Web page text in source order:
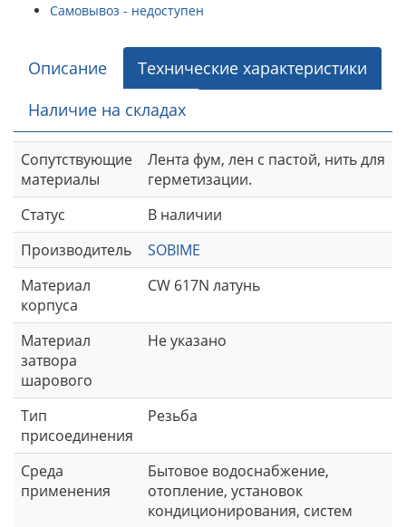
Самовывоз - недоступен
Описание
Технические характеристики
Наличие на складах
Сопутствующие
материалы
Лента фум, лен с пастой, нить для
герметизации.
Статус
В наличии
Производитель
SOBIME
Материал
корпуса
CW 617N латунь
Материал
затвора
шарового
Не указано
Тип
присоединения
Резьба
Среда
применения
Бытовое водоснабжение,
отопление, установок
кондиционирования, систем